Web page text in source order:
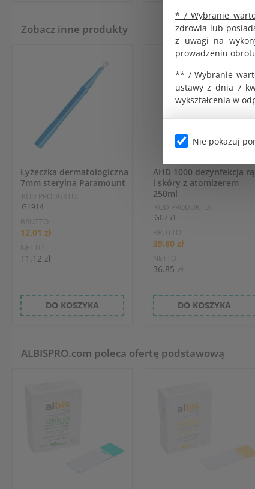
* / Wybranie
zdrowia lub
z uwagi na
prowadzeniu
** / Wybranie
ustawy z dnia 7
wykształcenia w
Nie pokazuj
Zobacz inne produkty
Łyżeczka dermatologiczna
7mm sterylna Paramount
KOD PRODUKTU:
G1914
BRUTTO
12.01 zł
NETTO
11.12 zł
DO KOSZYKA
AHD 1000 dezynfekcja
i skóry z atomizerem
250ml
KOD PRODUKTU:
G0751
BRUTTO
39.80 zł
NETTO
36.85 zł
DO KOSZYKA
ALBISPRO.com poleca ofertę podstawową